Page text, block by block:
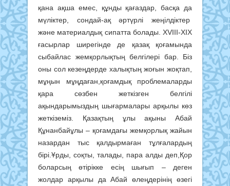
қана ақша емес, құнды қағаздар, басқа да
мүліктер, сондай-ақ әртүрлі жеңілдіктер
және материалдық сипатта болады. ХVIII-ХІХ
ғасырлар ширегінде де қазақ қоғамында
сыбайлас жемқорлықтың белгілері бар. Біз
оны сол кезеңдерде халықтың жоғын жоқтап,
мұңын мұңдаған,қоғамдық проблемаларды
қара сөзбен жеткізген белгілі
ақындарымыздың шығармалары арқылы көз
жеткіземіз. Қазақтың ұлы ақыны Абай
Құнанбайұлы – қоғамдағы жемқорлық жайын
назардан тыс қалдырмаған тұлғалардың
бірі.Ұрды, соқты, талады, пара алды деп,Қор
боларсың өтірікке есің шығып – деген
жолдар арқылы да Абай өлеңдерінің өзегі